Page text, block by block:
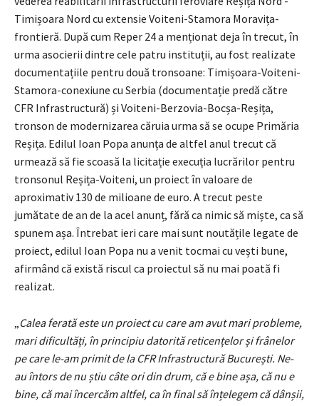
Timișoara Nord cu extensie Voiteni-Stamora Moravița-
frontieră. După cum Reper 24 a menționat deja în trecut, în
urma asocierii dintre cele patru instituții, au fost realizate
documentațiile pentru două tronsoane: Timișoara-Voiteni-
Stamora-conexiune cu Serbia (documentație predă către
CFR Infrastructură) și Voiteni-Berzovia-Bocșa-Reșița,
tronson de modernizarea căruia urma să se ocupe Primăria
Reșița. Edilul Ioan Popa anunța de altfel anul trecut că
urmează să fie scoasă la licitație execuția lucrărilor pentru
tronsonul Reșița-Voiteni, un proiect în valoare de
aproximativ 130 de milioane de euro. A trecut peste
jumătate de an de la acel anunț, fără ca nimic să miște, ca să
spunem așa. Întrebat ieri care mai sunt noutățile legate de
proiect, edilul Ioan Popa nu a venit tocmai cu vești bune,
afirmând că există riscul ca proiectul să nu mai poată fi
realizat.
Calea ferată este un proiect cu care am avut mari probleme,
mari dificultăți, în principiu datorită reticențelor și frânelor
pe care le-am primit de la CFR Infrastructură București. Ne-
au întors de nu știu câte ori din drum, că e bine așa, că nu e
bine, că mai încercăm altfel, ca în final să înțelegem că dânșii,